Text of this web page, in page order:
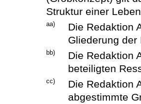
Struktur einer
aa)
Die Redaktion
Gliederung
bb)
Die Redaktion
beteiligten
cc)
Die Redaktion
abgestimmte